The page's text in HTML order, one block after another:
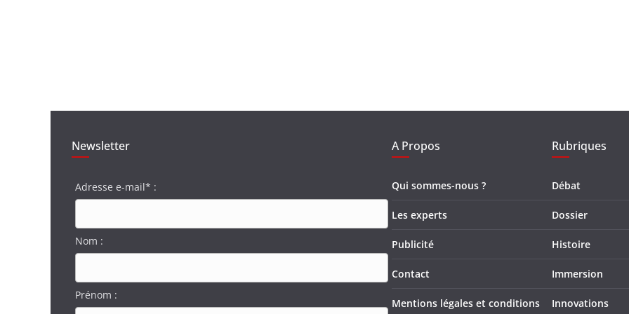
Newsletter
Adresse e-mail* :
Nom :
Prénom :
A Propos
Qui sommes-nous ?
Les experts
Publicité
Contact
Mentions légales et conditions
Rubriques
Débat
Dossier
Histoire
Immersion
Innovations